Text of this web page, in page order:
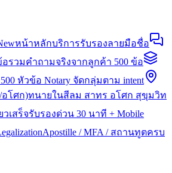
หน้าหลักบริการรับรองลายมือชื่อ
อรวมคำถามจริงจากลูกค้า 500 ข้อ
500 หัวข้อ Notary จัดกลุ่มตาม intent
อโศก)ทนายในสีลม สาทร อโศก สุขุมวิท
วเสร็จรับรองด่วน 30 นาที + Mobile
Apostille / MFA / สถานทูตครบ